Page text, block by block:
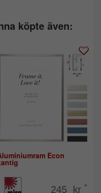
köpte även:
Econ
245 kr *